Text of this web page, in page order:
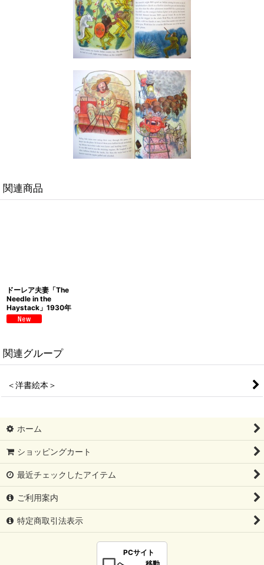
関連商品
ドーレア夫妻「The
Needle in the
Haystack」1930年
関連グループ
＜洋書絵本＞
ホーム
ショッピングカート
最近チェックしたアイテム
ご利用案内
特定商取引法表示
PCサイト